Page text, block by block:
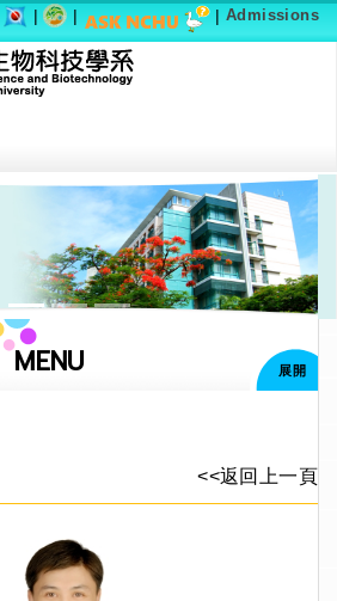
| | | Admissions
Next
MENU 展開
<<返回上一頁